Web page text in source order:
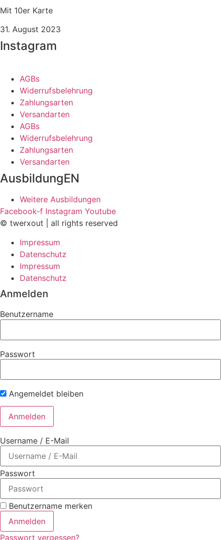
Mit 10er Karte
31. August 2023
Instagram
AGBs
Widerrufsbelehrung
Zahlungsarten
Versandarten
AGBs
Widerrufsbelehrung
Zahlungsarten
Versandarten
AusbildungEN
Weitere Ausbildungen
Facebook-f Instagram Youtube
© twerxout | all rights reserved
Impressum
Datenschutz
Impressum
Datenschutz
Anmelden
Benutzername
Passwort
Angemeldet bleiben
Username / E-Mail
Passwort
Benutzername merken
Anmelden
Passwort vergessen?